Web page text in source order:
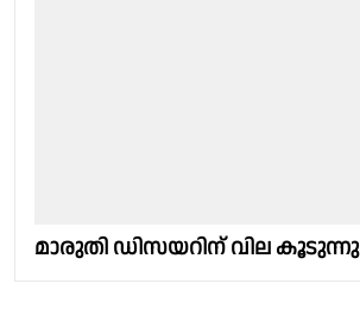
മാരുതി ഡിസയറിന് വില കൂടുന്നു